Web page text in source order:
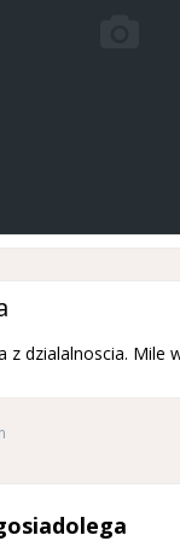
z dzialalnoscia.